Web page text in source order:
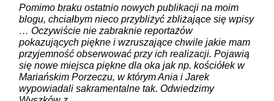
Pomimo braku ostatnio nowych publikacji na moim
blogu, chciałbym nieco przybliżyć zbliżające się wpisy
… Oczywiście nie zabraknie reportażów
pokazujących piękne i wzruszające chwile jakie mam
przyjemność obserwować przy ich realizacji. Pojawią
się nowe miejsca piękne dla oka jak np. kościółek w
Mariańskim Porzeczu, w którym Ania i Jarek
wypowiadali sakramentalne tak. Odwiedzimy